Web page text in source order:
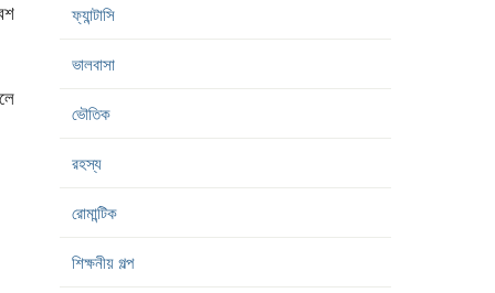
ফ্যান্টাসি
ভালবাসা
ভৌতিক
রহস্য
রোমান্টিক
শিক্ষনীয় গল্প